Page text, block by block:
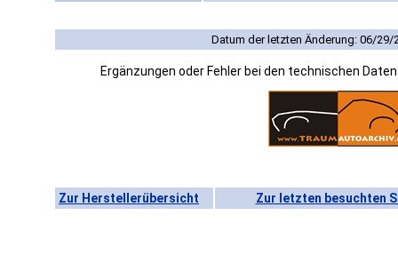
Datum der letzten Änderung: 06/29/
Ergänzungen oder Fehler bei den technischen
Zur Herstellerübersicht Zur letzten besuchten